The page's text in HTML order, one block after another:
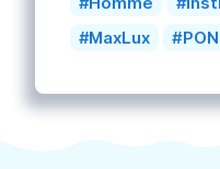
MaxLux